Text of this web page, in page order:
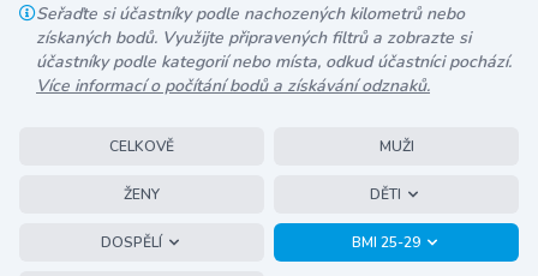
Seřaďte si účastníky podle nachozených kilometrů nebo
získaných bodů. Využijte připravených filtrů a zobrazte si
účastníky podle kategorií nebo místa, odkud účastníci pochází.
Více informací o počítání bodů a získávání odznaků.
CELKOVĚ MUŽI
ŽENY DĚTI
DOSPĚLÍ BMI 25-29